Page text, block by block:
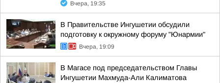
Вчера, 19:35
В Правительстве Ингушетии обсудили
подготовку к окружному форуму "Юнармии"
Вчера, 19:09
В Магасе под председательством Главы
Ингушетии Махмуда-Али Калиматова